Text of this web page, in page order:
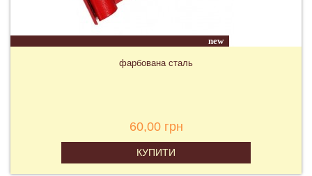
new
фарбована сталь
60,00 грн
КУПИТИ